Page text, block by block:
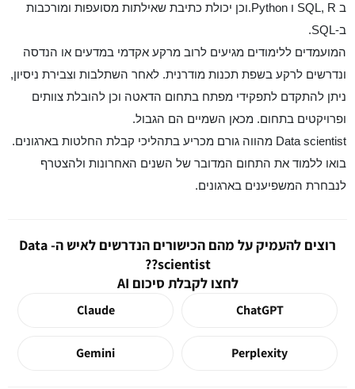
ב SQL, R ו Python.וכן יכולת כתיבת שאילתות מסועפות ומורכבות
ב-SQL
.
המועמדים ללימודים מגיעים לרוב מרקע אקדמי במדעים או הנדסה
ונדרשים לרקע בשפת תכנות מודרנית. לאחר השתלבות וצבירת ניסיון,
ניתן להתקדם לתפקידי מפתח בתחום הדאטה וכן להובלת צוותים
ופרויקטים בתחום. מכאן השמיים הם הגבול.
Data scientist מהווה גורם מכריע בתהליכי קבלת החלטות בארגונים.
בואו ללמוד את התחום המדובר של השנים האחרונות ולהצטרף
לנבחרת המשפיענים בארגונים.
רוצים להעמיק על מהם הכישורים הנדרשים לאיש ה- Data
scientist??
לחצו לקבלת סיכום AI
ChatGPT
Claude
Perplexity
Gemini